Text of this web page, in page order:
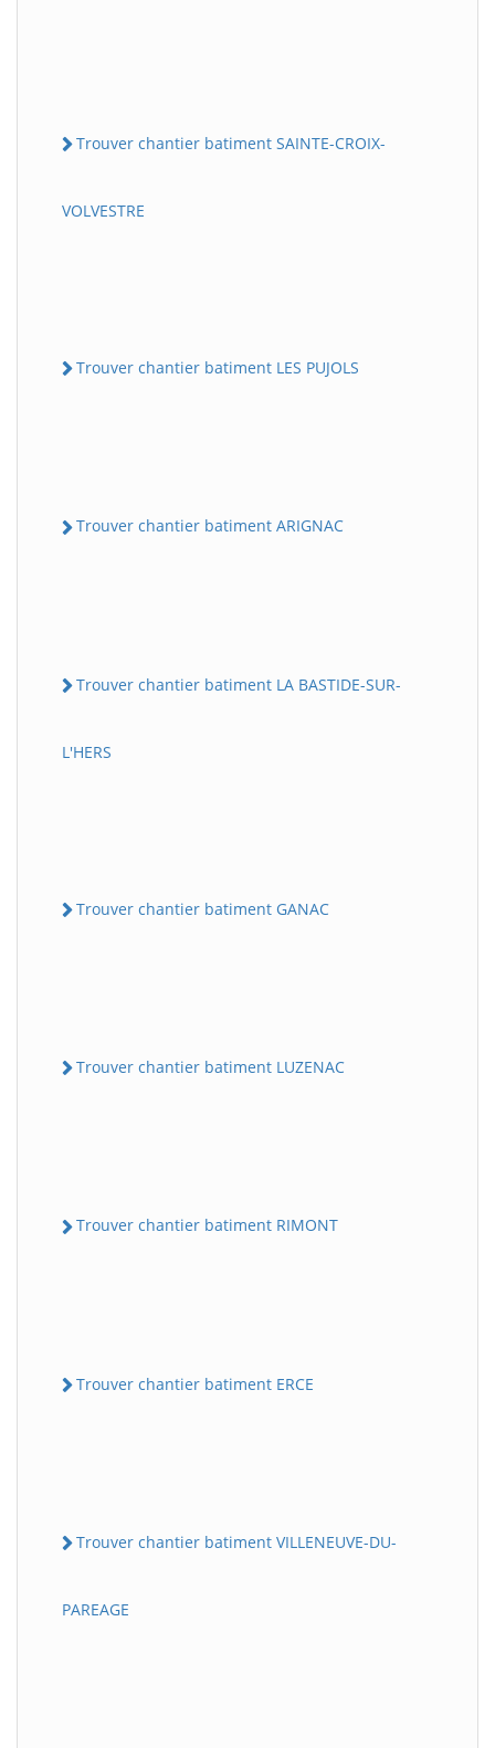
Trouver chantier batiment SAINTE-CROIX-
VOLVESTRE
Trouver chantier batiment LES PUJOLS
Trouver chantier batiment ARIGNAC
Trouver chantier batiment LA BASTIDE-SUR-
L'HERS
Trouver chantier batiment GANAC
Trouver chantier batiment LUZENAC
Trouver chantier batiment RIMONT
Trouver chantier batiment ERCE
Trouver chantier batiment VILLENEUVE-DU-
PAREAGE